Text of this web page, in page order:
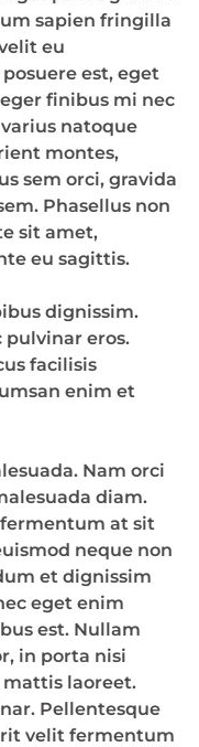
sapien fringilla
eu
est, eget
finibus mi nec
natoque
montes,
sem orci, gravida
Phasellus non
sit amet,
eu sagittis.
dignissim.
pulvinar eros.
facilisis
enim et
Nam orci
diam.
at sit
neque non
et dignissim
eget enim
est. Nullam
in porta nisi
laoreet.
Pellentesque
velit fermentum